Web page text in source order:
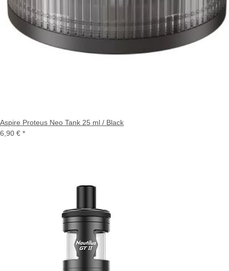
Aspire Proteus Neo Tank 25 ml / Black
6,90 € *